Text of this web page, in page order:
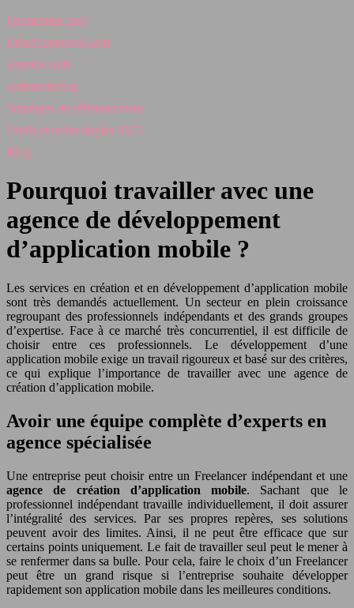
Formations web
Développement web
Agence web
webmarketing
Stratégies de référencement
Outils et technologies SEO
Blog
Pourquoi travailler avec une
agence de développement
d’application mobile ?
Les services en création et en développement d’application mobile
sont très demandés actuellement. Un secteur en plein croissance
regroupant des professionnels indépendants et des grands groupes
d’expertise. Face à ce marché très concurrentiel, il est difficile de
choisir entre ces professionnels. Le développement d’une
application mobile exige un travail rigoureux et basé sur des critères,
ce qui explique l’importance de travailler avec une agence de
création d’application mobile.
Avoir une équipe complète d’experts en
agence spécialisée
Une entreprise peut choisir entre un Freelancer indépendant et une
agence de création d’application mobile. Sachant que le
professionnel indépendant travaille individuellement, il doit assurer
l’intégralité des services. Par ses propres repères, ses solutions
peuvent avoir des limites. Ainsi, il ne peut être efficace que sur
certains points uniquement. Le fait de travailler seul peut le mener à
se renfermer dans sa bulle. Pour cela, faire le choix d’un Freelancer
peut être un grand risque si l’entreprise souhaite développer
rapidement son application mobile dans les meilleures conditions.